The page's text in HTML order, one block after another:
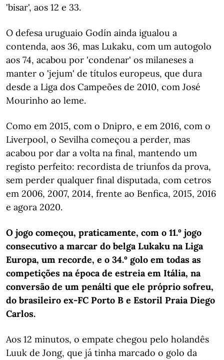
'bisar', aos 12 e 33.
O defesa uruguaio Godín ainda igualou a
contenda, aos 36, mas Lukaku, com um autogolo
aos 74, acabou por 'condenar' os milaneses a
manter o 'jejum' de títulos europeus, que dura
desde a Liga dos Campeões de 2010, com José
Mourinho ao leme.
Como em 2015, com o Dnipro, e em 2016, com o
Liverpool, o Sevilha começou a perder, mas
acabou por dar a volta na final, mantendo um
registo perfeito: recordista de triunfos da prova,
sem perder qualquer final disputada, com cetros
em 2006, 2007, 2014, frente ao Benfica, 2015, 2016
e agora 2020.
O jogo começou, praticamente, com o 11.º jogo
consecutivo a marcar do belga Lukaku na Liga
Europa, um recorde, e o 34.º golo em todas as
competições na época de estreia em Itália, na
conversão de um penálti que ele próprio sofreu,
do brasileiro ex-FC Porto B e Estoril Praia Diego
Carlos.
Aos 12 minutos, o empate chegou pelo holandês
Luuk de Jong, que já tinha marcado o golo da